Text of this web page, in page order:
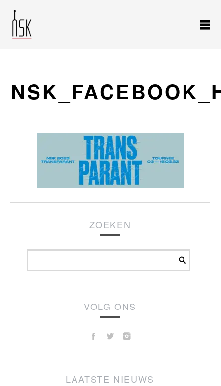
ZOEKEN
VOLG ONS
LAATSTE NIEUWS